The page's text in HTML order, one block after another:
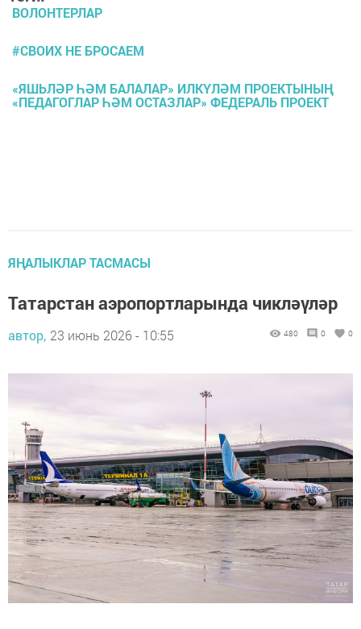
ВОЛОНТЕРЛАР
#СВОИХ НЕ БРОСАЕМ
«ЯШЬЛӘР ҺӘМ БАЛАЛАР» ИЛКҮЛӘМ ПРОЕКТЫНЫҢ
«ПЕДАГОГЛАР ҺӘМ ОСТАЗЛАР» ФЕДЕРАЛЬ ПРОЕКТ
ЯҢАЛЫКЛАР ТАСМАСЫ
Татарстан аэропортларында чикләүләр
автор, 23 июнь 2026 - 10:55 480 0 0